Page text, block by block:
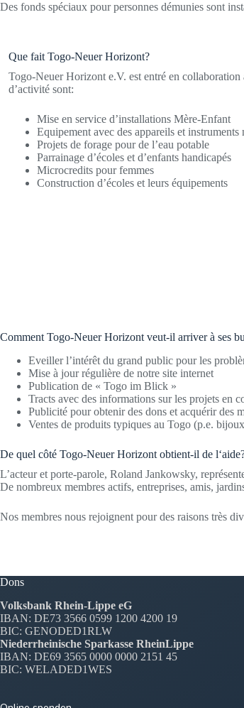
Des fonds spéciaux pour personnes démunies sont
Que fait Togo-Neuer Horizont?
Togo-Neuer Horizont e.V. est entré en
d’activité sont:
Mise en service d’installations Mère-Enfant
Equipement avec des appareils et
Projets de forage pour de l’eau potable
Parrainage d’écoles et d’enfants handicapés
Microcredits pour femmes
Construction d’écoles et leurs équipements
Comment Togo-Neuer Horizont veut-il arriver à ses
Eveiller l’intérêt du grand public pour les
Mise à jour régulière de notre site internet
Publication de « Togo im Blick »
Tracts avec des informations sur les projets en
Publicité pour obtenir des dons et acquérir des
Ventes de produits typiques au Togo (p.e.
De quel côté Togo-Neuer Horizont obtient-il de
L’acteur et porte-parole, Roland Jankowsky,
De nombreux membres actifs, entreprises, amis,
Nos membres nous rejoignent pour des raisons très
Dons
Volksbank Rhein-Lippe eG
IBAN: DE73 3566 0599 1200 4200 19
BIC: GENODED1RLW
Niederrheinische Sparkasse RheinLippe
IBAN: DE69 3565 0000 0000 2151 45
BIC: WELADED1WES